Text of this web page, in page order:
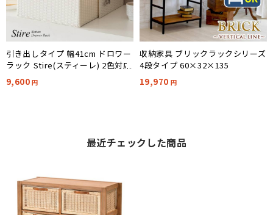
引き出しタイプ 幅41cm ドロワー
ラック Stire(スティーレ) 2色対応
9,600円
収納家具 ブリックラックシリーズ
4段タイプ 60×32×135
19,970 円
最近チェックした商品